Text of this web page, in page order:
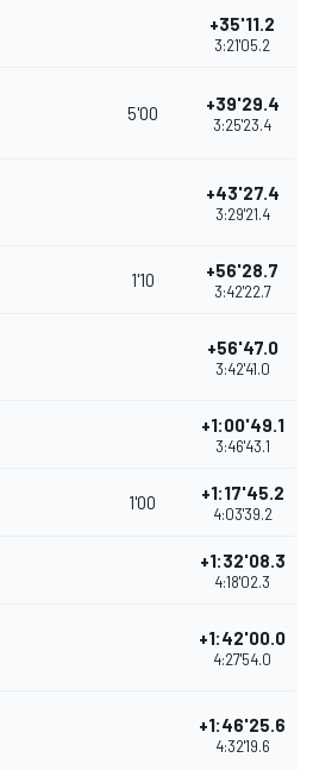
+35'11.2
3:21'05.2
5'00 +39'29.4
3:25'23.4
+43'27.4
3:29'21.4
1'10 +56'28.7
3:42'22.7
+56'47.0
3:42'41.0
+1:00'49.1
3:46'43.1
1'00 +1:17'45.2
4:03'39.2
+1:32'08.3
4:18'02.3
+1:42'00.0
4:27'54.0
+1:46'25.6
4:32'19.6